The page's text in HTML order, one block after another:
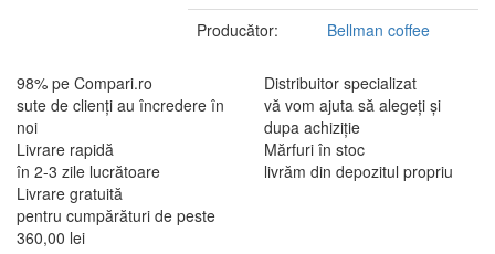
Producător:
Bellman coffee
98% pe Compari.ro
sute de clienți au încredere în
noi
Distribuitor specializat
vă vom ajuta să alegeți și
dupa achiziție
Livrare rapidă
în 2-3 zile lucrătoare
Mărfuri în stoc
livrăm din depozitul propriu
Livrare gratuită
pentru cumpărături de peste
360,00 lei